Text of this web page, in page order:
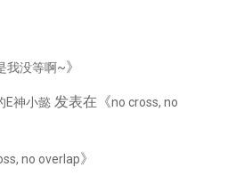
我没等啊~》
E神小懿 发表在《no cross, no
no overlap》